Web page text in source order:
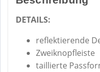
DETAILS:
reflektierende
Zweiknopfleiste
taillierte